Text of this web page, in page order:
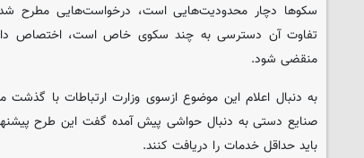
سکوها دچار محدودیت‌هایی است، درخواست‌هایی مطرح
تفاوت آن دسترسی به چند سکوی خاص است، اختصاص
منقضی شود.
به دنبال اعلام این موضوع ازسوی وزارت ارتباطات با
صنایع دستی به دنبال حواشی پیش آمده گفت این طرح
باید حداقل خدمات را دریافت کنند.